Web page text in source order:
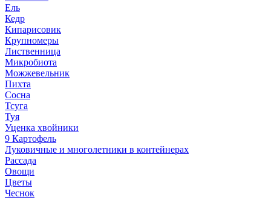
Ель
Кедр
Кипарисовик
Крупномеры
Лиственница
Микробиота
Можжевельник
Пихта
Сосна
Тсуга
Туя
Уценка хвойники
9 Картофель
Луковичные и многолетники в контейнерах
Рассада
Овощи
Цветы
Чеснок